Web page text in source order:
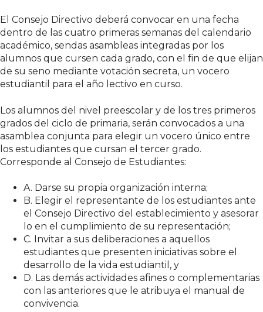
El Consejo Directivo deberá convocar en una fecha
dentro de las cuatro primeras semanas del calendario
académico, sendas asambleas integradas por los
alumnos que cursen cada grado, con el fin de que elijan
de su seno mediante votación secreta, un vocero
estudiantil para el año lectivo en curso.
Los alumnos del nivel preescolar y de los tres primeros
grados del ciclo de primaria, serán convocados a una
asamblea conjunta para elegir un vocero único entre
los estudiantes que cursan el tercer grado.
Corresponde al Consejo de Estudiantes:
A. Darse su propia organización interna;
B. Elegir el representante de los estudiantes ante
el Consejo Directivo del establecimiento y asesorar
lo en el cumplimiento de su representación;
C. Invitar a sus deliberaciones a aquellos
estudiantes que presenten iniciativas sobre el
desarrollo de la vida estudiantil, y
D. Las demás actividades afines o complementarias
con las anteriores que le atribuya el manual de
convivencia.